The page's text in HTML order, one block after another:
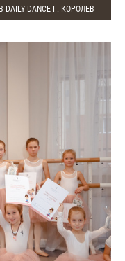
DANCE Г. КОРОЛЕВ